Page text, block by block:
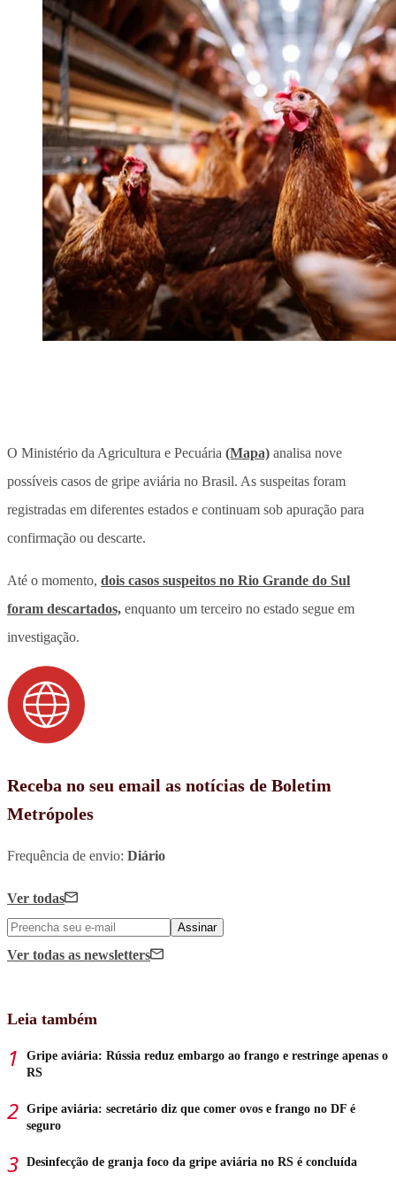
O Ministério da Agricultura e Pecuária (Mapa) analisa nove
possíveis casos de gripe aviária no Brasil. As suspeitas foram
registradas em diferentes estados e continuam sob apuração para
confirmação ou descarte.
Até o momento, dois casos suspeitos no Rio Grande do Sul
foram descartados, enquanto um terceiro no estado segue em
investigação.
Receba no seu email as notícias de Boletim
Metrópoles
Frequência de envio: Diário
Ver todas
Assinar
Ver todas as newsletters
Leia também
Gripe aviária: Rússia reduz embargo ao frango e restringe apenas o
RS
Gripe aviária: secretário diz que comer ovos e frango no DF é
seguro
Desinfecção de granja foco da gripe aviária no RS é concluída